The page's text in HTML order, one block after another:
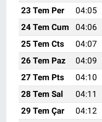
23 Tem Per
04:05
24 Tem Cum
04:06
25 Tem Cts
04:07
26 Tem Paz
04:09
27 Tem Pts
04:10
28 Tem Sal
04:11
29 Tem Çar
04:12